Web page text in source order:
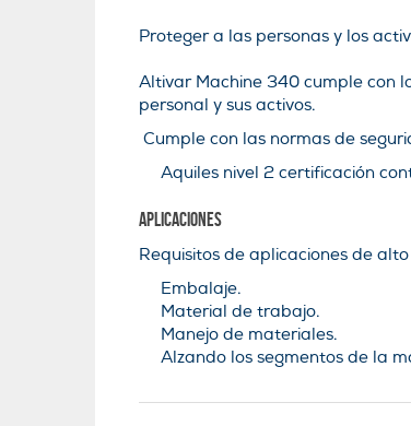
Proteger a las personas y los
Altivar Machine 340 cumple con
personal y sus activos.
Cumple con las normas de
Aquiles nivel 2 certificación
Aplicaciones
Requisitos de aplicaciones de
Embalaje.
Material de trabajo.
Manejo de materiales.
Alzando los segmentos de la